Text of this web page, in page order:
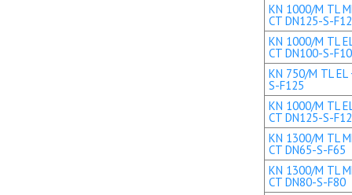
KN 1000/M TL
CT DN125-S-
KN 1000/M TL
CT DN100-S-
KN 750/M TL EL
S-F125
KN 1000/M TL
CT DN125-S-
KN 1300/M TL
CT DN65-S-F65
KN 1300/M TL
CT DN80-S-F80